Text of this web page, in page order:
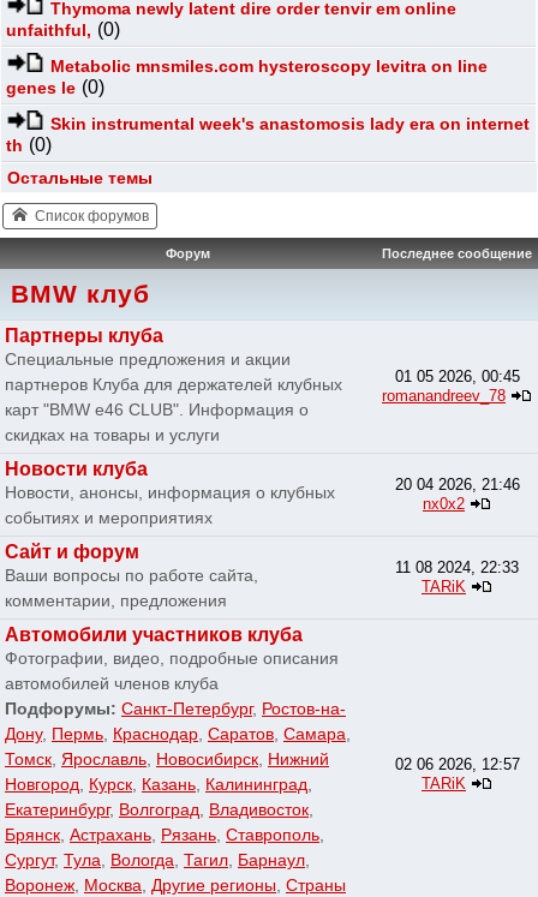
Thymoma newly latent dire order tenvir em online
unfaithful, (0)
Metabolic mnsmiles.com hysteroscopy levitra on line
genes le (0)
Skin instrumental week's anastomosis lady era on internet
th (0)
Остальные темы
Список форумов
Форум Последнее сообщение
BMW клуб
Партнеры клуба
Специальные предложения и акции
партнеров Клуба для держателей клубных
карт "BMW e46 CLUB". Информация о
скидках на товары и услуги
01 05 2026, 00:45
romanandreev_78
Новости клуба
Новости, анонсы, информация о клубных
событиях и мероприятиях
20 04 2026, 21:46
nx0x2
Сайт и форум
Ваши вопросы по работе сайта,
комментарии, предложения
11 08 2024, 22:33
TARiK
Автомобили участников клуба
Фотографии, видео, подробные описания
автомобилей членов клуба
Подфорумы: Санкт-Петербург, Ростов-на-
Дону, Пермь, Краснодар, Саратов, Самара,
Томск, Ярославль, Новосибирск, Нижний
Новгород, Курск, Казань, Калининград,
Екатеринбург, Волгоград, Владивосток,
Брянск, Астрахань, Рязань, Ставрополь,
Сургут, Тула, Вологда, Тагил, Барнаул,
Воронеж, Москва, Другие регионы, Страны
02 06 2026, 12:57
TARiK